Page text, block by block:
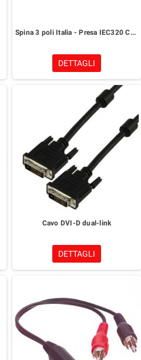
Spina 3 poli Italia - Presa IEC320 C15
DETTAGLI
Cavo DVI-D dual-link
DETTAGLI